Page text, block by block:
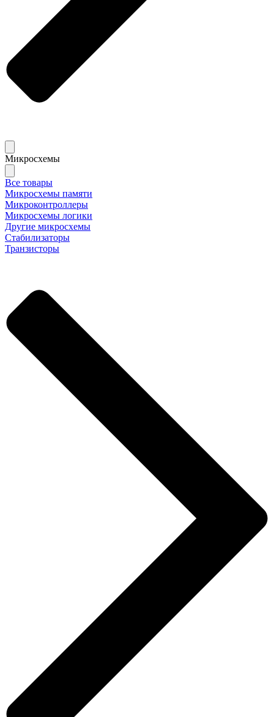
Микросхемы
Все товары
Микросхемы памяти
Микроконтроллеры
Микросхемы логики
Другие микросхемы
Стабилизаторы
Транзисторы